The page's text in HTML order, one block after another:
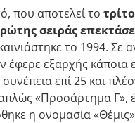
που αποτελεί το
σειράς
το 1994. Σε
έφερε εξαρχής κάποια
επί 25 και
«Προσάρτημα Γ»,
η ονομασία